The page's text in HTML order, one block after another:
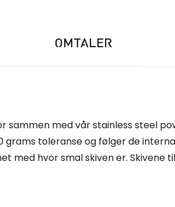
OMTALER
med vår stainless steel
toleranse og følger de
hvor smal skiven er. Skivene